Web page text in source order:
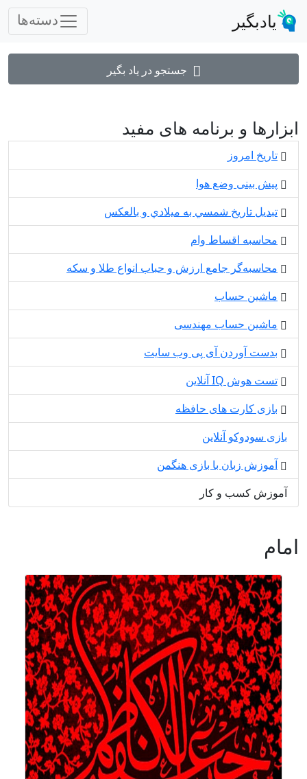
یادبگیر دسته‌ها
جستجو در یاد بگیر
ابزارها و برنامه های مفید
تاریخ امروز
پیش بینی وضع هوا
تبديل تاريخ شمسي به ميلادي و بالعكس
محاسبه اقساط وام
محاسبه‌گر جامع ارزش و حباب انواع طلا و سکه
ماشین حساب
ماشین حساب مهندسی
بدست آوردن آی پی وب سایت
تست هوش IQ آنلاین
بازی کارت های حافظه
بازی سودوکو آنلاین
آموزش زبان با بازی هنگمن
آموزش کسب و کار
امام